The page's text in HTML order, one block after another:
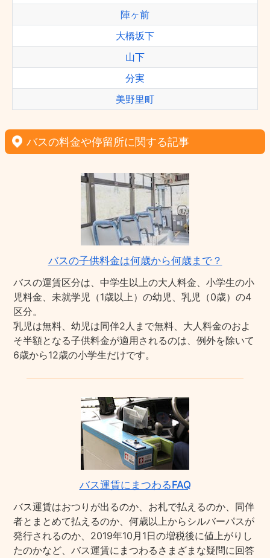
陣ヶ前
大橋坂下
山下
分実
美野里町
バスの料金や停留所に関する記事
バスの子供料金は何歳から何歳まで？
バスの運賃区分は、中学生以上の大人料金、小学生の小
児料金、未就学児（1歳以上）の幼児、乳児（0歳）の4
区分。
乳児は無料、幼児は同伴2人まで無料、大人料金のおよ
そ半額となる子供料金が適用されるのは、例外を除いて
6歳から12歳の小学生だけです。
バス運賃にまつわるFAQ
バス運賃はおつりが出るのか、お札で払えるのか、同伴
者とまとめて払えるのか、何歳以上からシルバーパスが
発行されるのか、2019年10月1日の増税後に値上がりし
たのかなど、バス運賃にまつわるさまざまな疑問に回答